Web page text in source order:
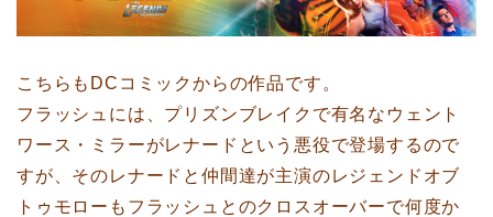
こちらもDCコミックからの作品です。
フラッシュには、プリズンブレイクで有名なウェント
ワース・ミラーがレナードという悪役で登場するので
すが、そのレナードと仲間達が主演のレジェンドオブ
トゥモローもフラッシュとのクロスオーバーで何度か